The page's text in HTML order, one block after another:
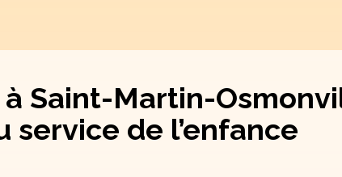
Saint-Martin-
service de l’enfance